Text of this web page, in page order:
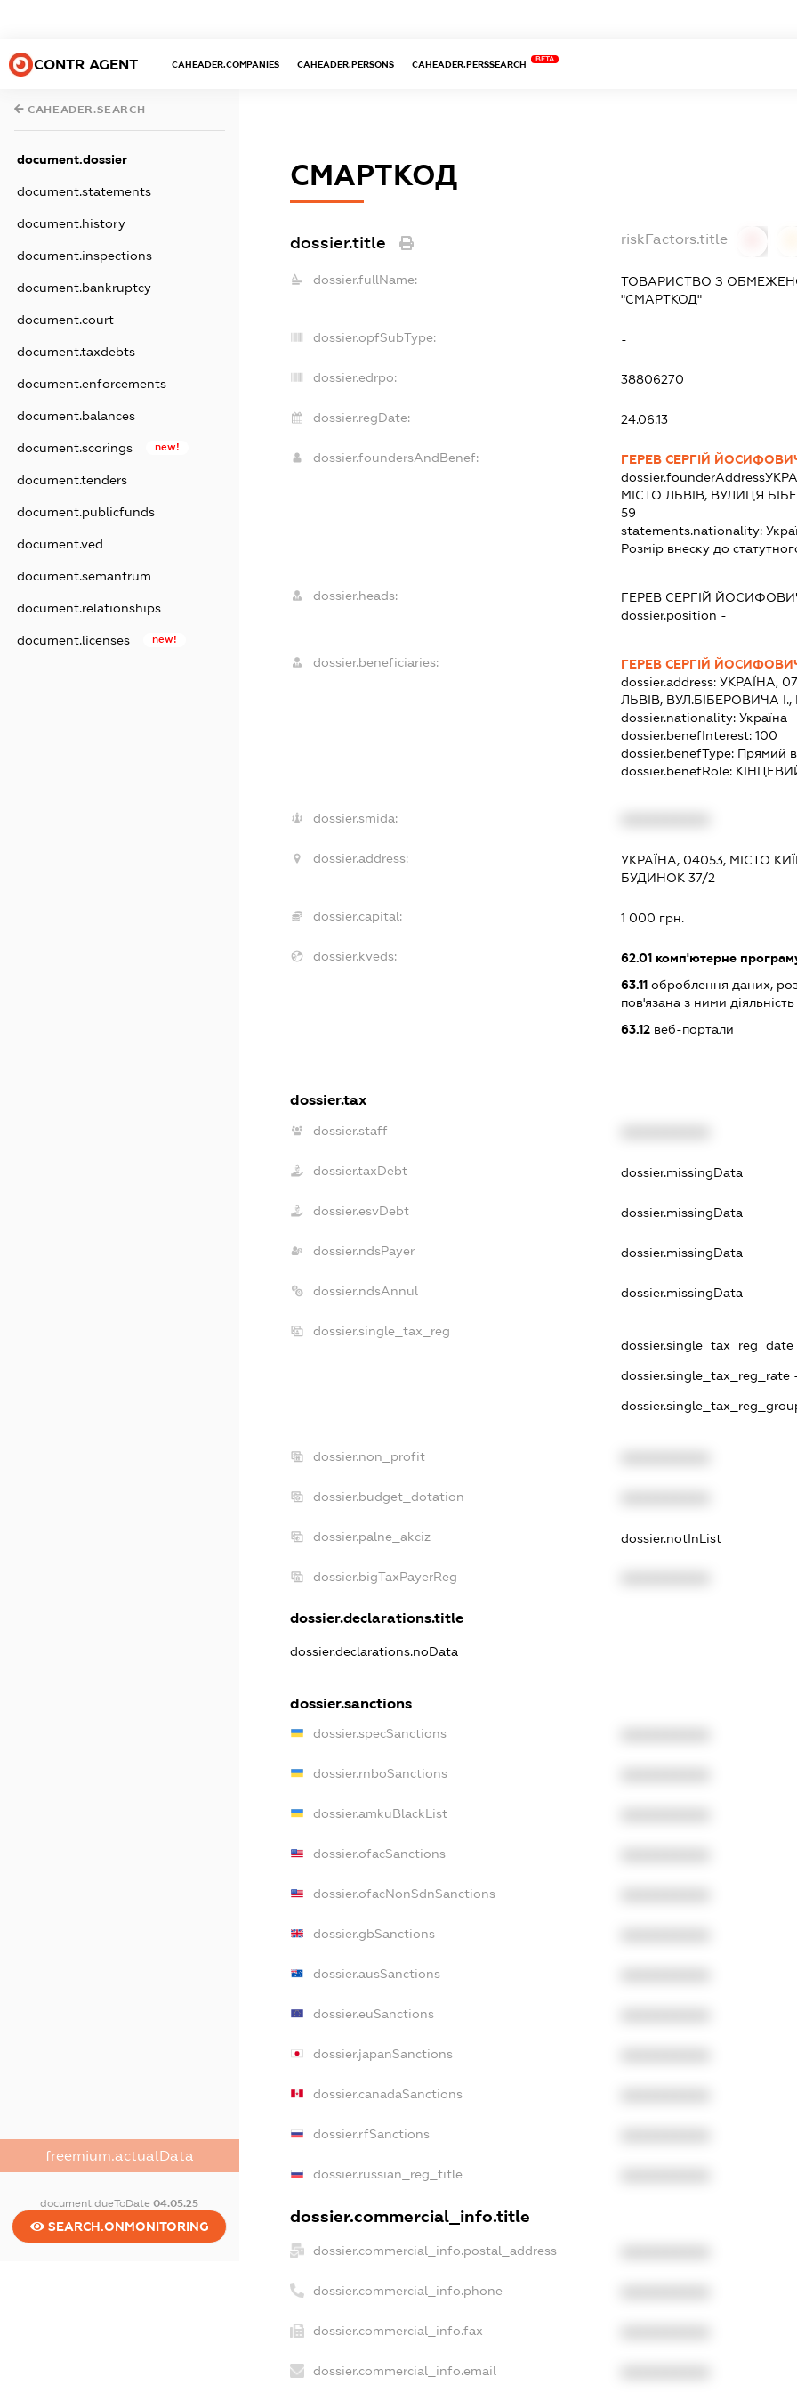
CONTR AGENT CAHEADER.COMPANIES CAHEADER.PERSONS CAHEADER.PERSSEARCH
BETA
CAHEADER.SEARCH
document.dossier
document.statements
document.history
document.inspections
document.bankruptcy
document.court
document.taxdebts
document.enforcements
document.balances
document.scorings new!
document.tenders
document.publicfunds
document.ved
document.semantrum
document.relationships
document.licenses new!
freemium.actualData
document.dueToDate04.05.25
SEARCH.ONMONITORING
СМАРТКОД
dossier.title riskFactors.title
dossier.fullName:
ТОВАРИСТВО З
"СМАРТКОД"
dossier.opfSubType: -
dossier.edrpo: 38806270
dossier.regDate: 24.06.13
dossier.foundersAndBenef:
ГЕРЕВ СЕРГІЙ
dossier.founderAddress
МІСТО ЛЬВІВ, ВУЛИЦЯ
59
statements.nationality:
Розмір внеску до
dossier.heads: ГЕРЕВ СЕРГІЙ
dossier.position -
dossier.beneficiaries:
ГЕРЕВ СЕРГІЙ
dossier.address: УКРАЇНА,
ЛЬВІВ, ВУЛ.БІБЕРОВИЧА
dossier.nationality: Україна
dossier.benefInterest: 100
dossier.benefType: Прямий
dossier.benefRole:
dossier.smida:
dossier.address:
УКРАЇНА, 04053, МІСТО
БУДИНОК 37/2
dossier.capital: 1 000 грн.
dossier.kveds: 62.01комп'ютерне
63.11оброблення даних,
пов'язана з ними діяльність
63.12веб-портали
dossier.tax
dossier.staff
dossier.taxDebt dossier.missingData
dossier.esvDebt dossier.missingData
dossier.ndsPayer dossier.missingData
dossier.ndsAnnul dossier.missingData
dossier.single_tax_reg
dossier.single_tax_reg_date -
dossier.single_tax_reg_rate
dossier.non_profit
dossier.budget_dotation
dossier.palne_akciz dossier.notInList
dossier.bigTaxPayerReg
dossier.declarations.title
dossier.declarations.noData
dossier.sanctions
dossier.specSanctions
dossier.rnboSanctions
dossier.amkuBlackList
dossier.ofacSanctions
dossier.ofacNonSdnSanctions
dossier.gbSanctions
dossier.ausSanctions
dossier.euSanctions
dossier.japanSanctions
dossier.canadaSanctions
dossier.rfSanctions
dossier.russian_reg_title
dossier.commercial_info.title
dossier.commercial_info.postal_address
dossier.commercial_info.phone
dossier.commercial_info.fax
dossier.commercial_info.email